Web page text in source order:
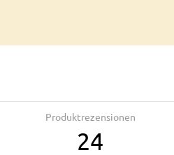
Produktrezensionen
24